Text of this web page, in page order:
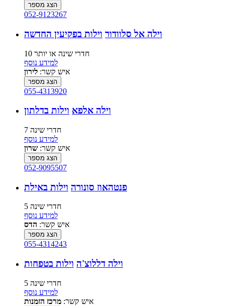
הצג מספר
052-9123267
וילה אל סלוודור וילות בפקיעין החדשה
10 חדרי שינה או יותר
למידע נוסף
איש קשר: לירון
הצג מספר
055-4313920
וילה אלפא וילות בדלתון
7 חדרי שינה
למידע נוסף
איש קשר: שרון
הצג מספר
052-9095507
פנטהאוז סונורה וילות באילת
5 חדרי שינה
למידע נוסף
איש קשר: הדס
הצג מספר
055-4314243
וילה דללוצ'ה וילות בטפחות
5 חדרי שינה
למידע נוסף
איש קשר: מרכז הזמנות